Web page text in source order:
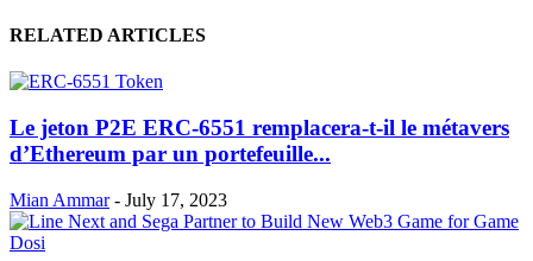
RELATED ARTICLES
Le jeton P2E ERC-6551 remplacera-t-il le métavers
d’Ethereum par un portefeuille...
Mian Ammar - July 17, 2023